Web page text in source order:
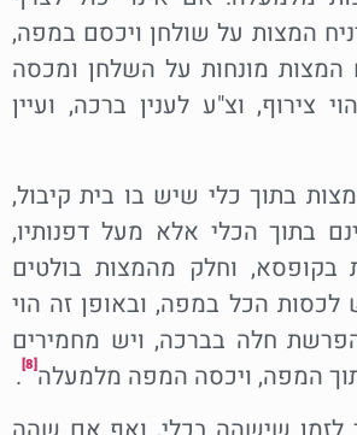
המצות על שולחן ויכסם במפה,
מונחות על השלחן ומכסה
צירוף, וצ"ע לענין ברכה, ועיין
בתוך כלי שיש בו בית קיבול,
בתוך הכלי אלא מעל דפנותיו,
בקופסא, וחלק מהמצות בולטים
הכל במפה, ובאופן זה הוי
חלה בברכה, ויש מחמירים
המפה, ויכסה המפה מלמעלה[8]
.